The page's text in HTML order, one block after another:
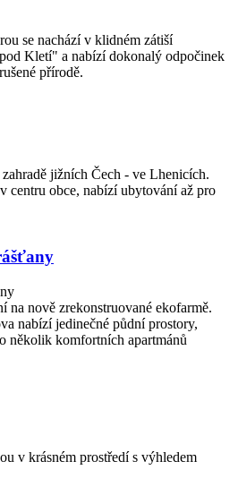
se nachází v klidném zátiší
Kletí" a nabízí dokonalý odpočinek
přírodě.
jižních Čech - ve Lhenicích.
centru obce, nabízí ubytování až pro
na nově zrekonstruované ekofarmě.
nabízí jedinečné půdní prostory,
několik komfortních apartmánů
v krásném prostředí s výhledem